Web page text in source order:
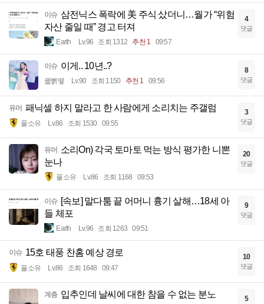
이슈 삼전닉스 폭락에 美 주식 샀더니…월가 “위험
자산 줄일 때” 경고 터져
Earth Lv.96 조회 1312 추천 1 09:57
4
댓글
이슈 이게.. 10년..?
꿻뻵뗗 Lv.90 조회 1150 추천 1 09:56
8
댓글
유머 패닉셀 하지 말라고 한 사람에게 소리치는 주갤럼
풀소유 Lv.86 조회 1530 09:55
3
댓글
유머 소리On) 각국 토마토 먹는 방식 평가한 니뽄
눈나
풀소유 Lv.86 조회 1168 09:53
20
댓글
이슈 [속보] 말다툼 끝 어머니 흉기 살해…18세 아
들 체포
Earth Lv.96 조회 1263 09:51
9
댓글
이슈 15호 태풍 찬홈 예상 경로
풀소유 Lv.86 조회 1648 09:47
10
댓글
계층 입추인데 날씨에 대한 참을 수 없는 분노 5